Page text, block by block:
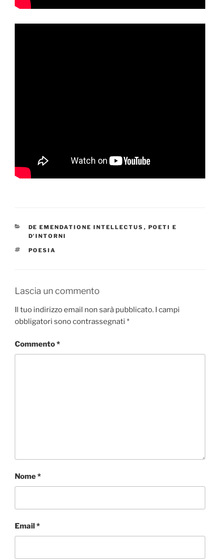
CATEGORIE
DE EMENDATIONE INTELLECTUS , POETI E
D'INTORNI
TAG
POESIA
Lascia un commento
Il tuo indirizzo email non sarà pubblicato. I campi
obbligatori sono contrassegnati *
Commento*
Nome*
Email*